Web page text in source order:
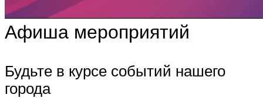
Афиша мероприятий
Будьте в курсе событий нашего
города